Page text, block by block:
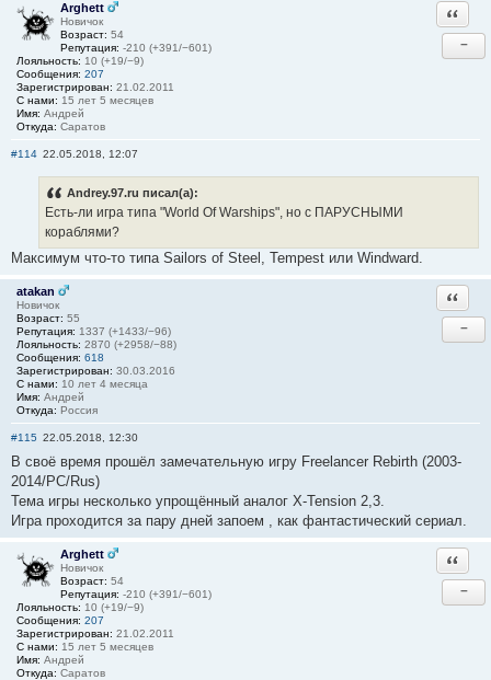
Arghett
Новичок
Возраст: 54
Репутация: -210 (+391/−601)
Лояльность: 10 (+19/−9)
Сообщения: 207
Зарегистрирован: 21.02.2011
С нами: 15 лет 5 месяцев
Имя: Андрей
Откуда: Саратов
−
#114 22.05.2018, 12:07
Andrey.97.ru писал(а):
Есть-ли игра типа "World Of Warships", но с ПАРУСНЫМИ
кораблями?
Максимум что-то типа Sailors of Steel, Tempest или Windward.
atakan
Новичок
Возраст: 55
Репутация: 1337 (+1433/−96)
Лояльность: 2870 (+2958/−88)
Сообщения: 618
Зарегистрирован: 30.03.2016
С нами: 10 лет 4 месяца
Имя: Андрей
Откуда: Россия
−
#115 22.05.2018, 12:30
В своё время прошёл замечательную игру Freelancer Rebirth (2003-
2014/РС/Rus)
Тема игры несколько упрощённый аналог X-Tension 2,3.
Игра проходится за пару дней запоем , как фантастический сериал.
Arghett
Новичок
Возраст: 54
Репутация: -210 (+391/−601)
Лояльность: 10 (+19/−9)
Сообщения: 207
Зарегистрирован: 21.02.2011
С нами: 15 лет 5 месяцев
Имя: Андрей
Откуда: Саратов
−